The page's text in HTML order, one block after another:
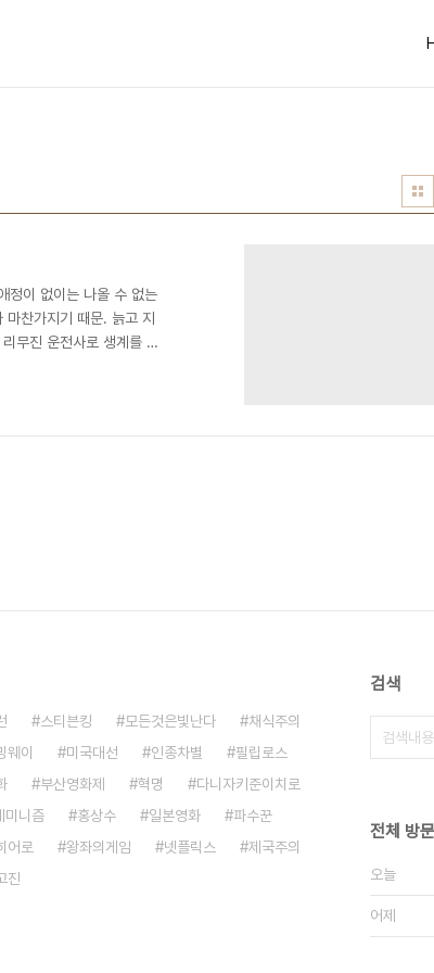
정이 없이는 나올 수 없는
찬가지기 때문. 늙고 지
무진 운전사로 생계를 유
어로였다. 다리 저는 사내
스티븐킹 모든것은빛난다
채식주의
웨이 미국대선 인종차별
필립로스
부산영화제 혁명
다니자키준이치로
미니즘 홍상수 일본영화
파수꾼
어로 왕좌의게임 넷플릭스
제국주의
진
검색
전체 방
오늘
어제